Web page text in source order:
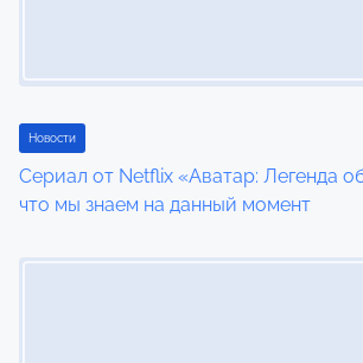
Новости
Сериал от Netflix «Аватар: Легенда
что мы знаем на данный момент